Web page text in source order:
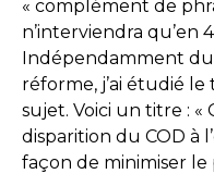
« complément de
n’interviendra qu’en
Indépendamment
réforme, j’ai étudié
sujet. Voici un titre : «
disparition du COD à
façon de minimiser le